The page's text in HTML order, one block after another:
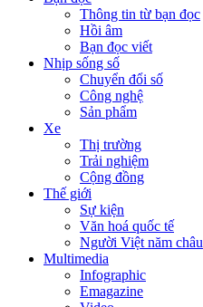
Thông tin từ bạn đọc
Hồi âm
Bạn đọc viết
Nhịp sống số
Chuyển đổi số
Công nghệ
Sản phẩm
Xe
Thị trường
Trải nghiệm
Cộng đồng
Thế giới
Sự kiện
Văn hoá quốc tế
Người Việt năm châu
Multimedia
Infographic
Emagazine